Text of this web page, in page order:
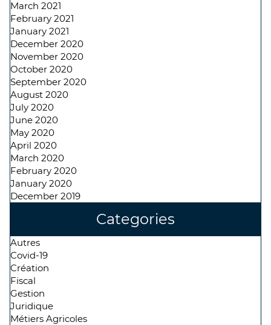
March 2021
February 2021
January 2021
December 2020
November 2020
October 2020
September 2020
August 2020
July 2020
June 2020
May 2020
April 2020
March 2020
February 2020
January 2020
December 2019
Categories
Autres
Covid-19
Création
Fiscal
Gestion
Juridique
Métiers Agricoles